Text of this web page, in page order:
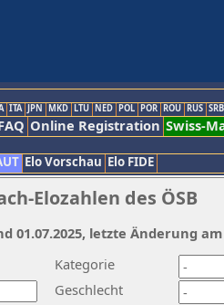
ITA JPN MKD LTU NED POL POR ROU RUS SRB
Online Registration Swiss-
Elo Vorschau Elo FIDE
Elozahlen des ÖSB
Kategorie
Geschlecht
01.07.2025, letzte Änderung